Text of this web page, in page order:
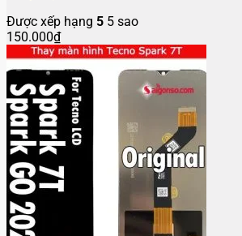
Được xếp hạng 5 5 sao
150.000₫